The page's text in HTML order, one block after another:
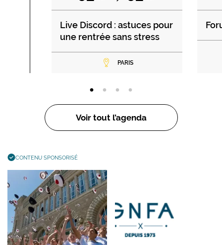
Live Discord : astuces pour
une rentrée sans stress
PARIS
Voir tout l’agenda
CONTENU SPONSORISÉ